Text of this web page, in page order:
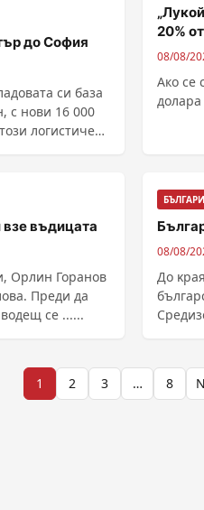
до София
си база
с нови 16 000
логистичен
20%
08/08/
Ако се
въдицата
Орлин Горанов
Преди да
се ......
08/08/
Дo
1 2 3 … 8